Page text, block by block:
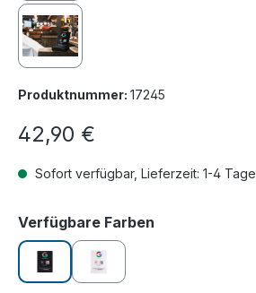
Produktnummer: 17245
Regulärer Preis:
42,90 €
Sofort verfügbar, Lieferzeit: 1-4 Tage
Verfügbare Farben
schwarz weiß